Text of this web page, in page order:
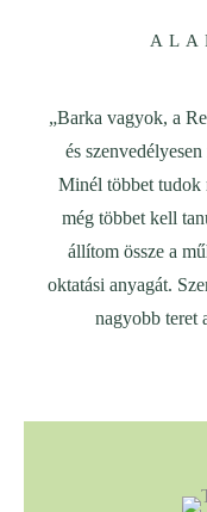
„Barka vagyok, a
és
Minél többet tudok
még többet kell
állítom össze a
oktatási anyagát.
nagyobb teret